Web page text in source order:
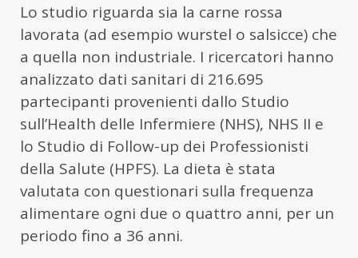
Lo studio riguarda sia la carne rossa
lavorata (ad esempio wurstel o salsicce) che
a quella non industriale. I ricercatori hanno
analizzato dati sanitari di 216.695
partecipanti provenienti dallo Studio
sull’Health delle Infermiere (NHS), NHS II e
lo Studio di Follow-up dei Professionisti
della Salute (HPFS). La dieta è stata
valutata con questionari sulla frequenza
alimentare ogni due o quattro anni, per un
periodo fino a 36 anni.